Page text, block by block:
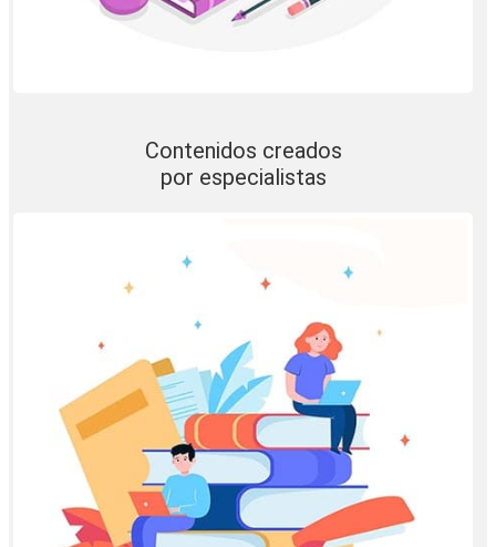
Contenidos creados
por especialistas